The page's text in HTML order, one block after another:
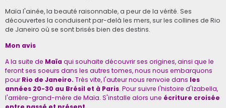
Maïa l'ainée, la beauté raisonnable, a peur de la vérité. Ses
découvertes la conduisent par-delà les mers, sur les collines de Rio
de Janeiro où se sont brisés bien des destins.
Mon avis
A la suite de Maïaqui souhaite découvrir ses origines, ainsi que le
feront ses soeurs dans les autres tomes, nous nous embarquons
pourRio de Janeiro. Très vite, l'auteur nous renvoie dans les
années 20-30 au Brésil et à Paris. Pour suivre l'histoire d'Izabella,
l'arrière-grand-mère de Maïa. S'installe alors une écriture croisée